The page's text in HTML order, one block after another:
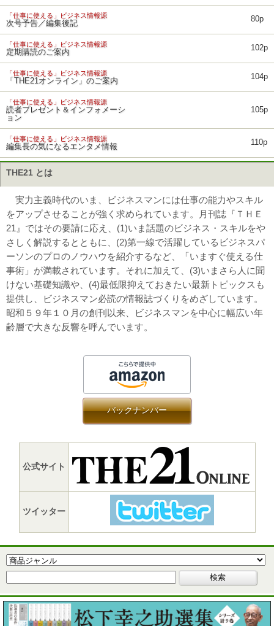
「仕事に使える」ビジネス情報源
次号予告／編集後記 80p
「仕事に使える」ビジネス情報源
定期購読のご案内 102p
「仕事に使える」ビジネス情報源
「THE21オンライン」のご案内 104p
「仕事に使える」ビジネス情報源
読者プレゼント＆インフォメーシ
ョン
105p
「仕事に使える」ビジネス情報源
編集長の気になるエンタメ情報 110p
THE21 とは
実力主義時代のいま、ビジネスマンには仕事の能力やスキル
をアップさせることが強く求められています。月刊誌『ＴＨＥ
21』ではその要請に応え、(1)いま話題のビジネス・スキルをや
さしく解説するとともに、(2)第一線で活躍しているビジネスパ
ーソンのプロのノウハウを紹介するなど、「いますぐ使える仕
事術」が満載されています。それに加えて、(3)いまさら人に聞
けない基礎知識や、(4)最低限抑えておきたい最新トピックスも
提供し、ビジネスマン必読の情報誌づくりをめざしています。
昭和５９年１０月の創刊以来、ビジネスマンを中心に幅広い年
齢層で大きな反響を呼んでいます。
バックナンバー
公式サイト
ツイッター